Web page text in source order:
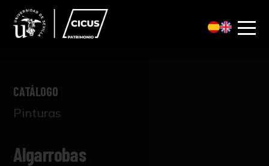
CATÁLOGO
Pinturas
Algarrobas